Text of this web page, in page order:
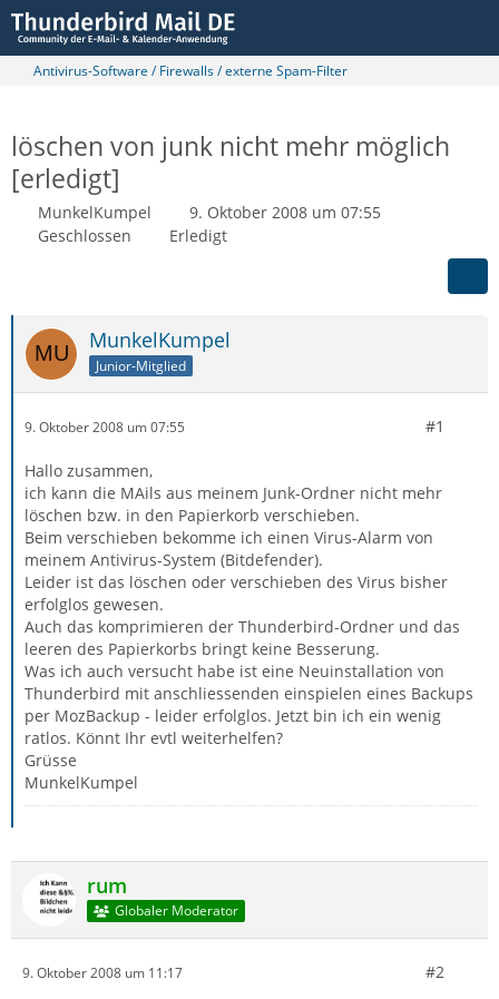
Antivirus-Software / Firewalls / externe Spam-Filter
löschen von junk nicht mehr möglich
[erledigt]
MunkelKumpel
9. Oktober 2008 um 07:55
Geschlossen
Erledigt
MunkelKumpel
Junior-Mitglied
9. Oktober 2008 um 07:55 #1
Hallo zusammen,
ich kann die MAils aus meinem Junk-Ordner nicht mehr
löschen bzw. in den Papierkorb verschieben.
Beim verschieben bekomme ich einen Virus-Alarm von
meinem Antivirus-System (Bitdefender).
Leider ist das löschen oder verschieben des Virus bisher
erfolglos gewesen.
Auch das komprimieren der Thunderbird-Ordner und das
leeren des Papierkorbs bringt keine Besserung.
Was ich auch versucht habe ist eine Neuinstallation von
Thunderbird mit anschliessenden einspielen eines Backups
per MozBackup - leider erfolglos. Jetzt bin ich ein wenig
ratlos. Könnt Ihr evtl weiterhelfen?
Grüsse
MunkelKumpel
rum
Globaler Moderator
9. Oktober 2008 um 11:17 #2